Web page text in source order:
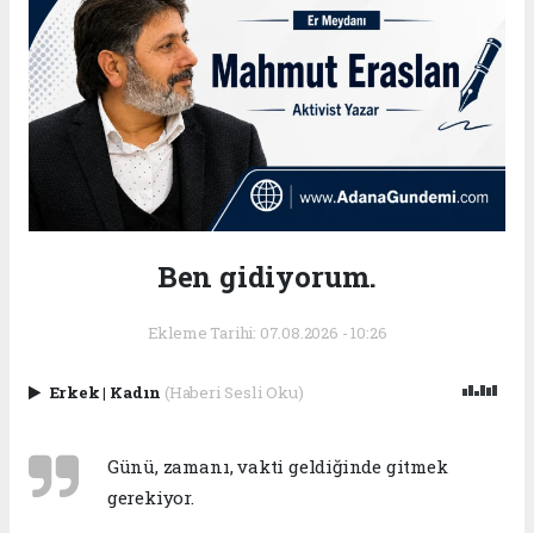
Ben gidiyorum.
Ekleme Tarihi: 07.08.2026 - 10:26
Erkek| Kadın (Haberi Sesli Oku)
Günü, zamanı, vakti geldiğinde gitmek
gerekiyor.